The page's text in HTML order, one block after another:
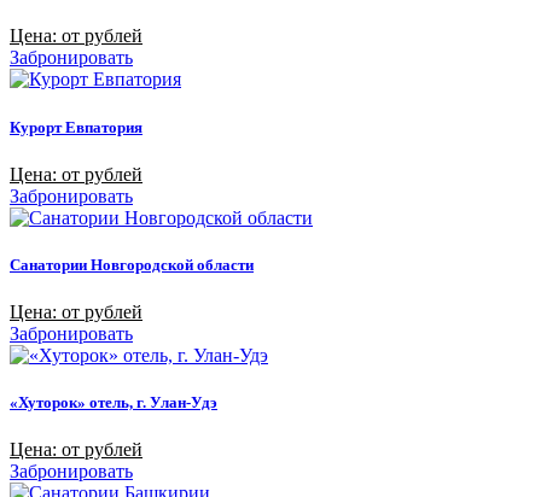
Цена: от рублей
Забронировать
Курорт Евпатория
Цена: от рублей
Забронировать
Санатории Новгородской области
Цена: от рублей
Забронировать
«Хуторок» отель, г. Улан-Удэ
Цена: от рублей
Забронировать